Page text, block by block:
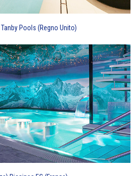
Pools (Regno Unito)